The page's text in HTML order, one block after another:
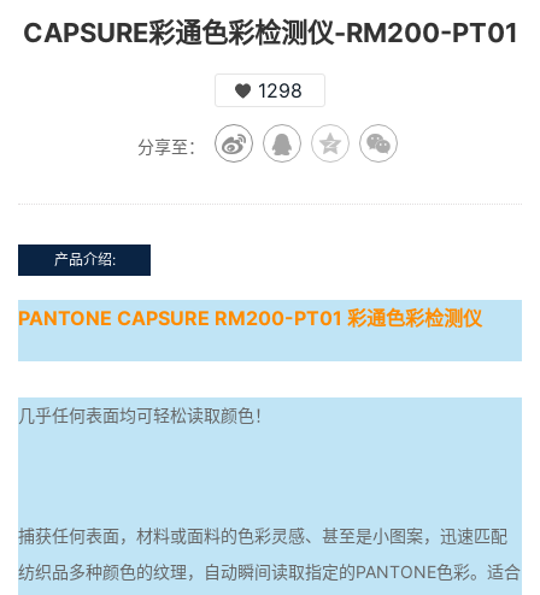
CAPSURE彩通色彩检测仪-RM200-PT01
1298
分享至：
产品介绍:
PANTONE CAPSURE RM200-PT01 彩通色彩检测仪
几乎任何表面均可轻松读取颜色！
捕获任何表面，材料或面料的色彩灵感、甚至是小图案，迅速匹配
纺织品多种颜色的纹理，自动瞬间读取指定的PANTONE色彩。适合